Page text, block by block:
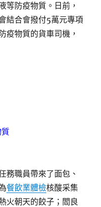
等防疫物質。日前，
結合會撥付5萬元專項
疫物質的貨車司機，
職員帶來了面包、
餐飲業體檢核酸采集
火朝天的餃子；閻良